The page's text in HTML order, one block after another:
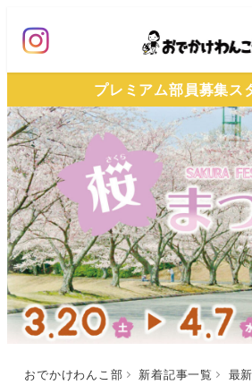
ン
ン
テ
ン
ツ
へ
移
動
プレミアム部員募集ス
おでかけわんこ部 新着記事一覧
最